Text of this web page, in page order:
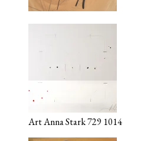
Art Anna Stark 729 1014